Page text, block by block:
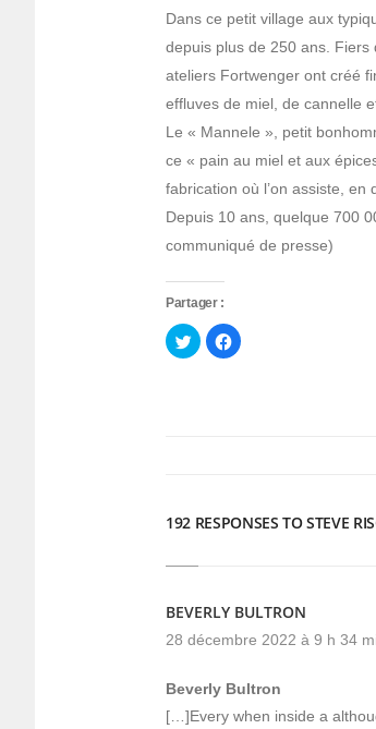
Dans ce petit village aux
depuis plus de 250 ans.
ateliers Fortwenger ont créé
effluves de miel, de cannelle
Le « Mannele », petit
ce « pain au miel et aux
fabrication où l’on assiste, en
Depuis 10 ans, quelque 700
communiqué de presse)
Partager :
Cliquez
pour
partager
Cliquez
pour
192 RESPONSES TO STEVE
BEVERLY BULTRON
28 décembre 2022 à 9 h 34
Beverly Bultron
[…]Every when inside a